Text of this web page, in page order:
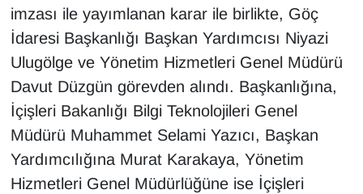
imzası ile yayımlanan karar ile birlikte, Göç
İdaresi Başkanlığı Başkan Yardımcısı Niyazi
Ulugölge ve Yönetim Hizmetleri Genel Müdürü
Davut Düzgün görevden alındı. Başkanlığına,
İçişleri Bakanlığı Bilgi Teknolojileri Genel
Müdürü Muhammet Selami Yazıcı, Başkan
Yardımcılığına Murat Karakaya, Yönetim
Hizmetleri Genel Müdürlüğüne ise İçişleri
İngilizce
Kadın
Kamu Alımları
Kim Kimdir?
Kültür & Sanat